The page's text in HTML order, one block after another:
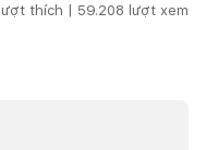
lượt thích | 59.208 lượt xem